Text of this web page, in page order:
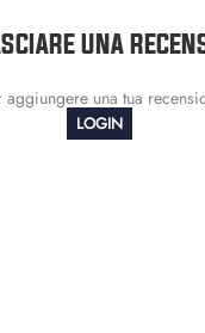
UNA
una tua
LOGIN